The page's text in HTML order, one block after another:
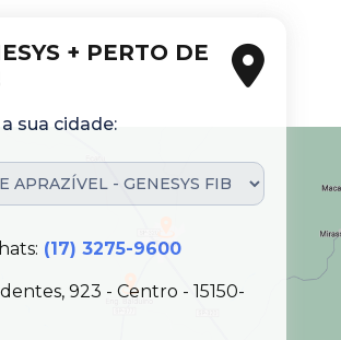
+ PERTO DE
sua cidade:
(17) 3275-9600
923 - Centro - 15150-